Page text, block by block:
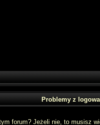
Problemy z
forum? Jeżeli nie, to